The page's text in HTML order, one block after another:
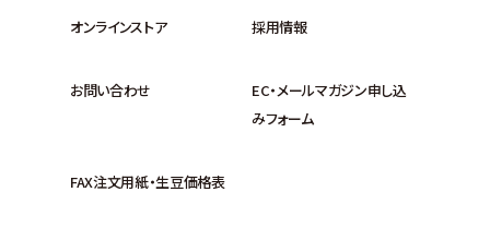
オンラインストア 採用情報
お問い合わせ
EC・メールマガジン申し込
みフォーム
FAX注文用紙・生豆価格表